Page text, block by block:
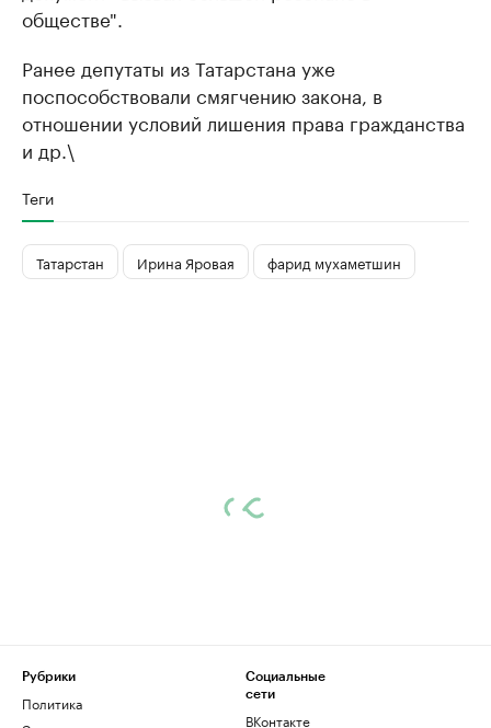
обществе".
Ранее депутаты из Татарстана уже
поспособствовали смягчению закона, в
отношении условий лишения права гражданства
и др.\
Теги
Татарстан Ирина Яровая фарид мухаметшин
Рубрики
Политика
Социальные
сети
ВКонтакте